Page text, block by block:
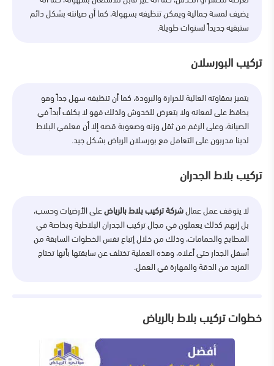
يضيف لمسة جمالية ويمكن تنظيفه بسهولة، كما أن صيانته بشكل دائم
ستبقيه جديداً لسنوات طويلة.
تركيب البورسلان
يتميز بمقاوته العالية للحرارة والبرودة، كما أن تنظيفه سهل جداً وهو
يحافظ على لمعانه ولا يتعرض للخدوش ولذلك فهو لا يكلف أبداً في
الصيانة، وعلى الرغم من ثقل وزنه وصعوبة قصه إلا أن معلمي البلاط
لدينا مدربون على التعامل مع بورسلان الرياض بشكل جيد.
تركيب بلاط الجدران
لا يتوقف عمل عمالشركة تركيب بلاط بالرياضعلى الأرضيات وحسب،
بل إنهم كذلك يعملون في مجال تركيب الجدران البلاطية وبخاصة في
المطابخ والحمامات، وذلك من خلال إتباع نفس الخطوات السابقة من
أسفل الجدار حتى أعلاه، وهذه العملية تختلف عن سابقتها بأنها تحتاج
المزيد من الدقة والمهارة في العمل.
خطوات تركيب بلاط بالرياض